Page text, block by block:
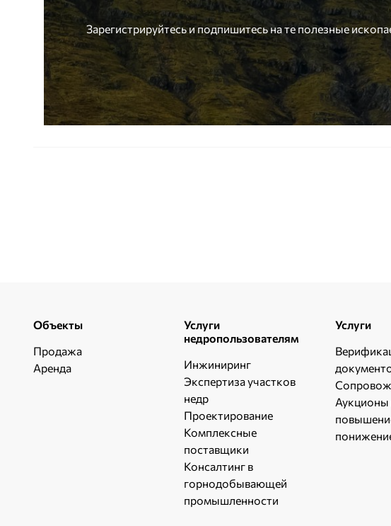
Зарегистрируйтесь и подпишитесь на те полезные
Объекты
Продажа
Аренда
Услуги
недропользователям
Инжиниринг
Экспертиза участков
недр
Проектирование
Комплексные
поставщики
Консалтинг в
горнодобывающей
промышленности
Услуги
Аукционы